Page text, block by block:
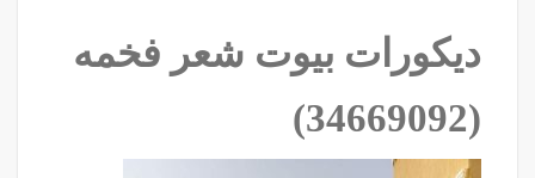
ديكورات بيوت شعر فخمه
‫(34669092)‬ ‫‬